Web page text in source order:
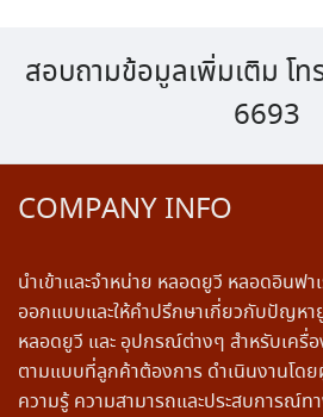
สอบถามข้อมูลเพิ่มเติม โ
6693
COMPANY INFO
นำเข้าและจำหน่าย หลอดยูวี หลอดอินฟ
ออกแบบและให้คำปรึกษาเกี่ยวกับปัญหา
หลอดยูวี และ อุปกรณ์ต่างๆ สำหรับเครื่
ตามแบบที่ลูกค้าต้องการ ดำเนินงานโด
ความรู้ ความสามารถและประสบการณ์ท